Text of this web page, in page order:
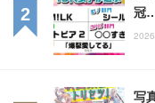
冠
写